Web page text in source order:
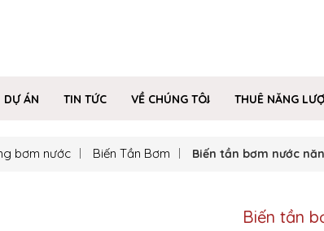
DỰ ÁN TIN TỨC VỀ CHÚNG TÔI THUÊ NĂNG
bơm nước Biến Tần Bơm Biến tần bơm nước
Biến tần